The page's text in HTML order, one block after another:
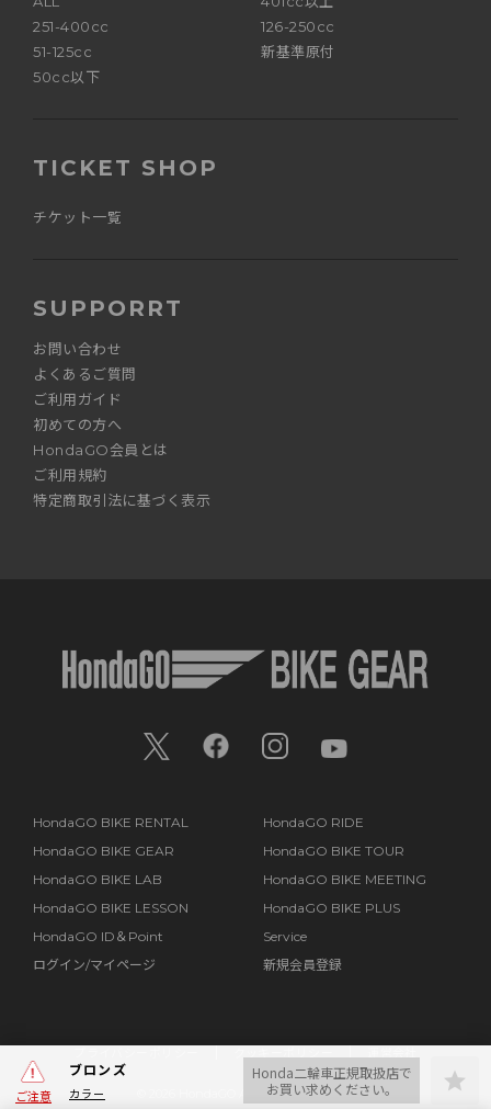
ご注意
ブロンズ
カラー
Honda二輪車正規取扱店で
お買い求めください。
251-400cc
126-250cc
51-125cc
新基準原付
50cc以下
TICKET SHOP
チケット一覧
SUPPORRT
お問い合わせ
よくあるご質問
ご利用ガイド
初めての方へ
HondaGO会員とは
ご利用規約
特定商取引法に基づく表示
HondaGO BIKE RENTAL
HondaGO RIDE
HondaGO BIKE GEAR
HondaGO BIKE TOUR
HondaGO BIKE LAB
HondaGO BIKE MEETING
HondaGO BIKE LESSON
HondaGO BIKE PLUS
HondaGO ID＆Point
Service
ログイン/マイページ
新規会員登録
2026 HondaGO All Rights Reserved.